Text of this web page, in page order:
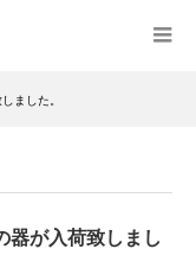
ました。
器が入荷致しまし